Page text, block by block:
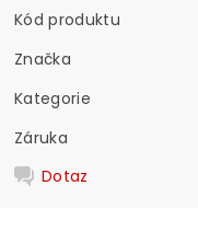
Kód produktu
Značka
Kategorie
Záruka
Dotaz